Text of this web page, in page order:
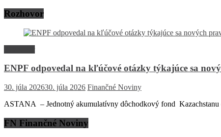
Rozhovor
ENPF odpovedal na kľúčové otázky týkajúce sa
30. júla 202630. júla 2026 Finančné Noviny
ASTANA – Jednotný akumulatívny dôchodkový fond Kazachstanu
FN Finančné Noviny